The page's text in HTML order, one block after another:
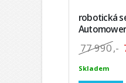
robotická
Automower
77 990,-
Skladem